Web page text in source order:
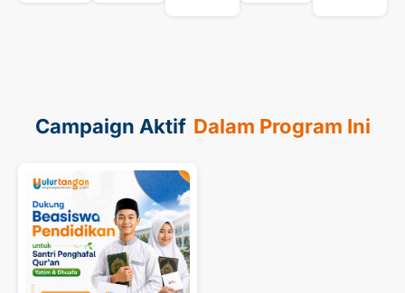
Campaign Aktif Dalam Program Ini